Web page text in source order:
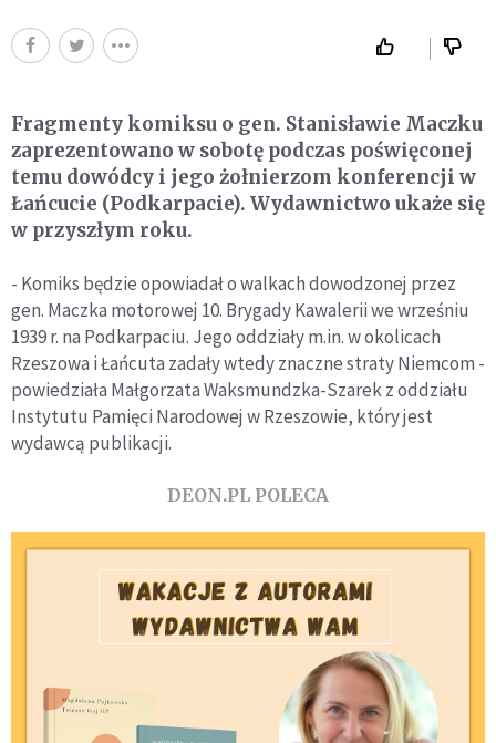
Fragmenty komiksu o gen. Stanisławie Maczku
zaprezentowano w sobotę podczas poświęconej
temu dowódcy i jego żołnierzom konferencji w
Łańcucie (Podkarpacie). Wydawnictwo ukaże się
w przyszłym roku.
- Komiks będzie opowiadał o walkach dowodzonej przez
gen. Maczka motorowej 10. Brygady Kawalerii we wrześniu
1939 r. na Podkarpaciu. Jego oddziały m.in. w okolicach
Rzeszowa i Łańcuta zadały wtedy znaczne straty Niemcom -
powiedziała Małgorzata Waksmundzka-Szarek z oddziału
Instytutu Pamięci Narodowej w Rzeszowie, który jest
wydawcą publikacji.
DEON.PL POLECA